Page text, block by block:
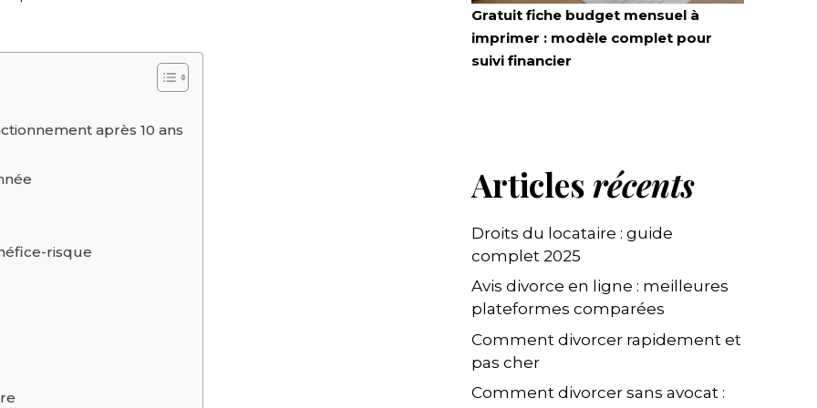
après 10 ans
risque
Gratuit fiche budget mensuel à
imprimer : modèle complet pour
suivi financier
Articles récents
Droits du locataire : guide
complet 2025
Avis divorce en ligne : meilleures
plateformes comparées
Comment divorcer rapidement et
pas cher
Comment divorcer sans avocat :